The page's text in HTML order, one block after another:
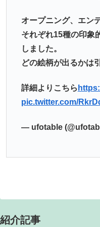
オープニング、エン
それぞれ15種の印象
しました。
どの絵柄が出るかは
詳細よりこちら
pic.twitter.com/
— ufotable
紹介記事